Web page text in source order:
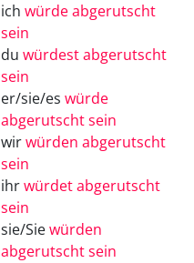
ich würde abgerutscht
sein
du würdest abgerutscht
sein
er/sie/es würde
abgerutscht sein
wirwürden abgerutscht
sein
ihrwürdet abgerutscht
sein
sie/Siewürden
abgerutscht sein